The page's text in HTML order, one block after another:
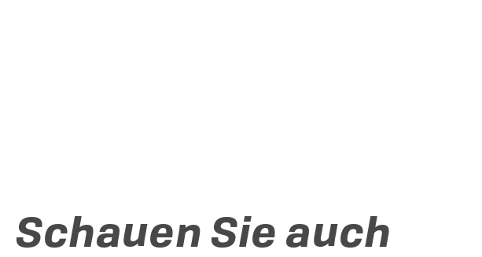
Schauen Sie auch